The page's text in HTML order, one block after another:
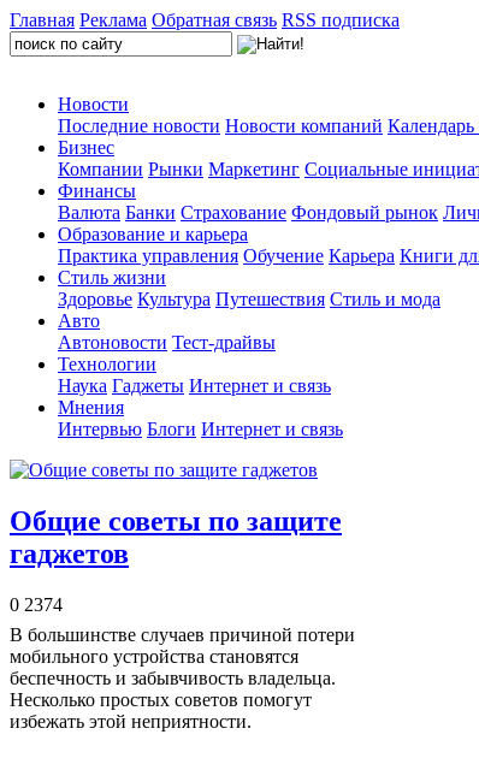
Главная Реклама Обратная связь RSS подписка
Новости
Последние новости Новости компаний
Бизнес
Компании Рынки Маркетинг Социальные
Финансы
Валюта Банки Страхование Фондовый рынок
Образование и карьера
Практика управления Обучение Карьера Книги
Стиль жизни
Здоровье Культура Путешествия Стиль и мода
Авто
Автоновости Тест-драйвы
Технологии
Наука Гаджеты Интернет и связь
Мнения
Интервью Блоги Интернет и связь
Общие советы по защите
гаджетов
0 2374
В большинстве случаев причиной потери
мобильного устройства становятся
беспечность и забывчивость владельца.
Несколько простых советов помогут
избежать этой неприятности.